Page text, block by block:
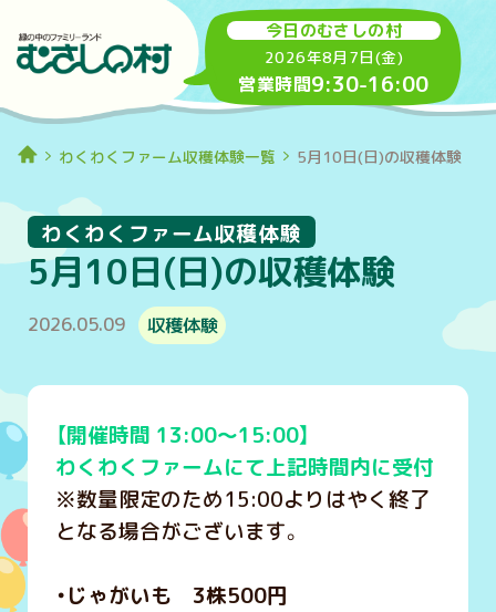
今日のむさしの村
2026年8月7日(金)
営業時間9:30-16:00
わくわくファーム収穫体験一覧 5月10日(日)の収穫体験
5月10日(日)の収穫体験
わくわくファーム収穫体験
2026.05.09 収穫体験
【開催時間 13:00～15:00】
わくわくファームにて上記時間内に受付
※数量限定のため15:00よりはやく終了
となる場合がございます。
・じゃがいも 3株500円